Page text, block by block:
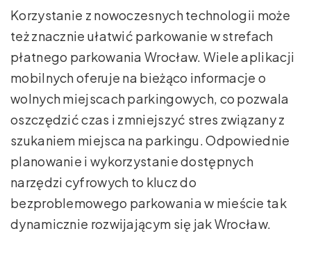
Korzystanie z nowoczesnych technologii może
też znacznie ułatwić parkowanie w strefach
płatnego parkowania Wrocław. Wiele aplikacji
mobilnych oferuje na bieżąco informacje o
wolnych miejscach parkingowych, co pozwala
oszczędzić czas i zmniejszyć stres związany z
szukaniem miejsca na parkingu. Odpowiednie
planowanie i wykorzystanie dostępnych
narzędzi cyfrowych to klucz do
bezproblemowego parkowania w mieście tak
dynamicznie rozwijającym się jak Wrocław.